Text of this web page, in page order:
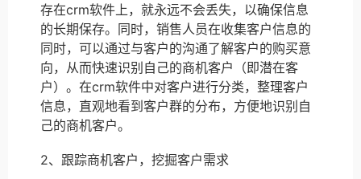
存在crm软件上，就永远不会丢失，以确保信息
的长期保存。同时，销售人员在收集客户信息的
同时，可以通过与客户的沟通了解客户的购买意
向，从而快速识别自己的商机客户（即潜在客
户）。在crm软件中对客户进行分类，整理客户
信息，直观地看到客户群的分布，方便地识别自
己的商机客户。
2、跟踪商机客户，挖掘客户需求